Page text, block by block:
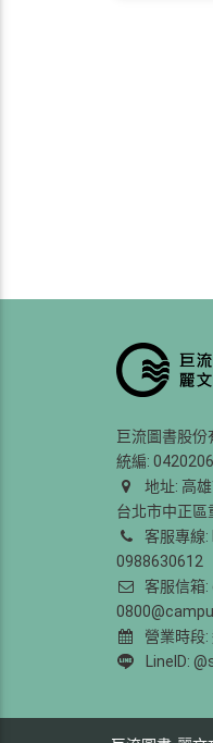
巨流圖書股份
統編:
地址: 高
台北市中正
客服專線
0988630612
客服信箱
營業時段
LineID: